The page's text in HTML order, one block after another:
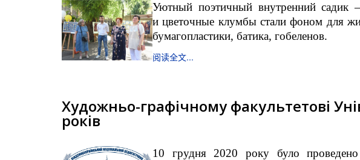
Уютный поэтичный внутренний садик
и цветочные клумбы стали фоном для
бумагопластики, батика, гобеленов.
阅读全文...
Художньо-графічному факультетові
років
10 грудня 2020 року було проведено